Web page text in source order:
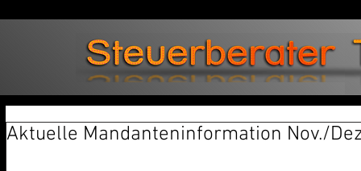
Aktuelle Mandanteninformation Nov./